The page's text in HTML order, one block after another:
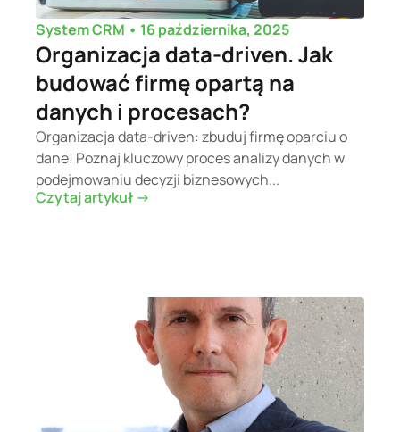
System CRM • 16 października, 2025
Organizacja data-driven. Jak
budować firmę opartą na
danych i procesach?
Organizacja data-driven: zbuduj firmę oparciu o
dane! Poznaj kluczowy proces analizy danych w
podejmowaniu decyzji biznesowych...
Czytaj artykuł ->